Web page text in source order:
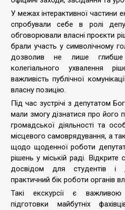
У межах інтерактивної частини
спробували себе в ролі
обговорювали власні проєкти
брали участь у символічному
дозволив не лише глибше
колегіального ухвалення
важливість публічної
власну позицію.
Під час зустрічі з депутатом
мали змогу дізнатися про його
громадської діяльності та
місцевого самоврядування, а
щодо щоденної роботи
рішень у міській раді. Відкрите
досвідом для студентів і
практичний бік роботи органів
Такі екскурсії є важливою
підготовки майбутніх